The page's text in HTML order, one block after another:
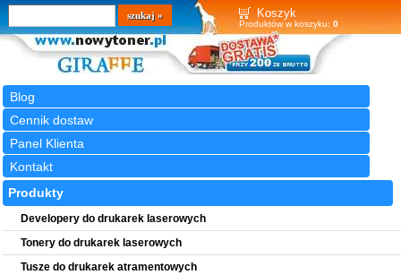
Koszyk
Produktów w koszyku: 0
Blog
Cennik dostaw
Panel Klienta
Kontakt
Wyszukiwarka
szukaj
Produkty
Developery do drukarek laserowych
Tonery do drukarek laserowych
Tusze do drukarek atramentowych